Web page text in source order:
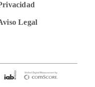
Legal